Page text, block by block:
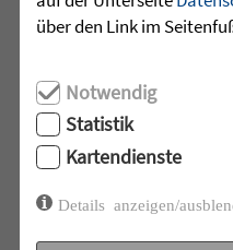
Eine Woche lang
haben die
Zieglerschen, die
und der
...
über den Link im
Notwendig
Statistik
Kartendienste
Details anzeigen/